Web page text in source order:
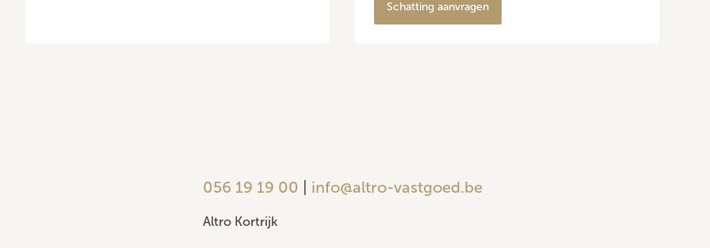
Schatting aanvragen
056 19 19 00 info@altro-vastgoed.be
Altro Kortrijk